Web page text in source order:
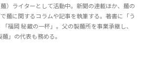
）ライターとして活動中。新聞の連載ほか、麺の
麺に関するコラムや記事を執筆する。著書に「う
福岡 秘蔵の一杯」。父の製麺所を事業承継し、
」の代表も務める。